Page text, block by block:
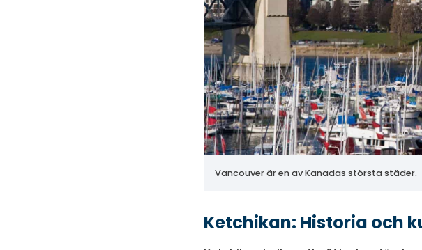
Vancouver är en av Kanadas största städer.
Ketchikan: Historia och